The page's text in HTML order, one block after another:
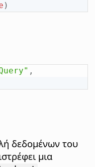
)
,
δεδομένων του
μια